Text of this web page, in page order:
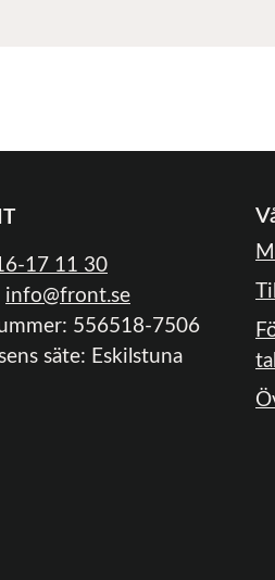
17 11 30
info@front.se
556518-7506
säte: Eskilstuna